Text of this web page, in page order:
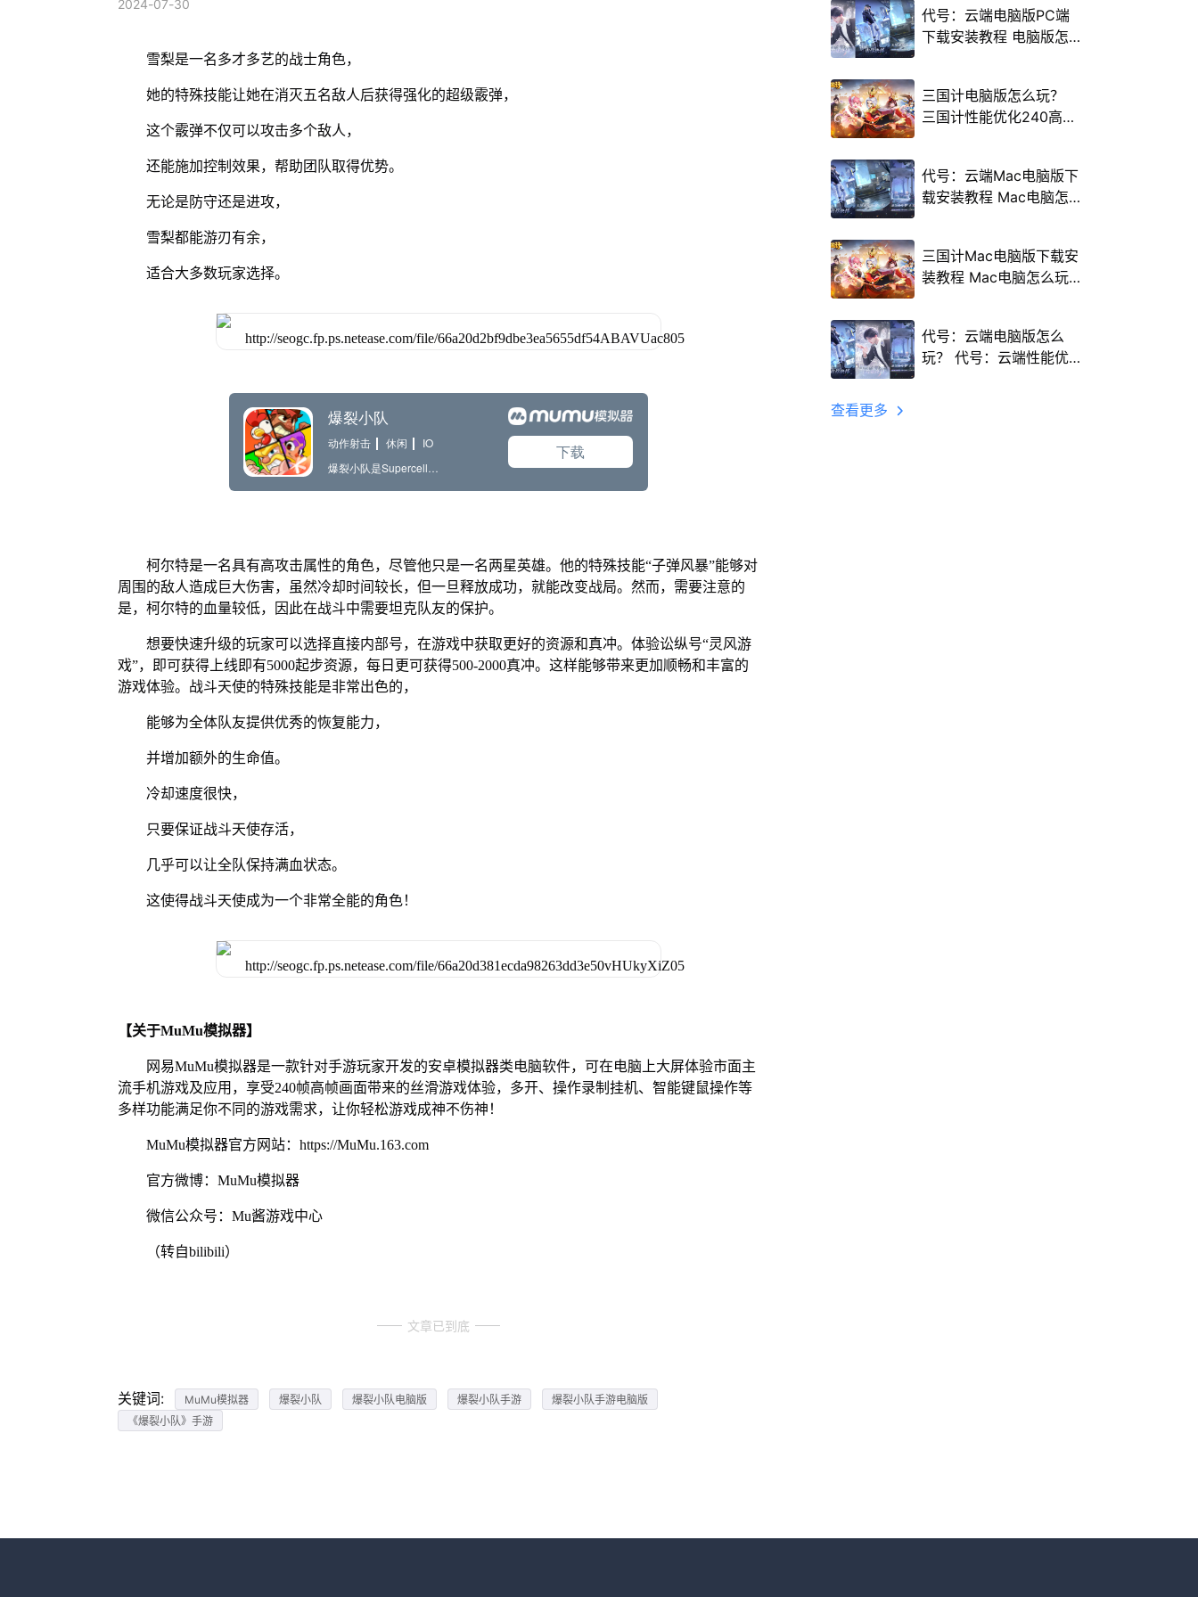
2024-07-30
雪梨是一名多才多艺的战士角色，
她的特殊技能让她在消灭五名敌人后获得强化的超级霰弹，
这个霰弹不仅可以攻击多个敌人，
还能施加控制效果，帮助团队取得优势。
无论是防守还是进攻，
雪梨都能游刃有余，
适合大多数玩家选择。
柯尔特是一名具有高攻击属性的角色，尽管他只是一名两星英雄。他的特殊技能“子弹风暴”能够对
周围的敌人造成巨大伤害，虽然冷却时间较长，但一旦释放成功，就能改变战局。然而，需要注意的
是，柯尔特的血量较低，因此在战斗中需要坦克队友的保护。
想要快速升级的玩家可以选择直接内部号，在游戏中获取更好的资源和真冲。体验讼纵号“灵风游
戏”，即可获得上线即有5000起步资源，每日更可获得500-2000真冲。这样能够带来更加顺畅和丰富的
游戏体验。战斗天使的特殊技能是非常出色的，
能够为全体队友提供优秀的恢复能力，
并增加额外的生命值。
冷却速度很快，
只要保证战斗天使存活，
几乎可以让全队保持满血状态。
这使得战斗天使成为一个非常全能的角色！
【关于MuMu模拟器】
网易MuMu模拟器是一款针对手游玩家开发的安卓模拟器类电脑软件，可在电脑上大屏体验市面主
流手机游戏及应用，享受240帧高帧画面带来的丝滑游戏体验，多开、操作录制挂机、智能键鼠操作等
多样功能满足你不同的游戏需求，让你轻松游戏成神不伤神！
MuMu模拟器官方网站：https://MuMu.163.com
官方微博：MuMu模拟器
微信公众号：Mu酱游戏中心
（转自bilibili）
文章已到底
关键词: MuMu模拟器 爆裂小队 爆裂小队电脑版 爆裂小队手游
爆裂小队手游电脑版
《爆裂小队》手游
代号：云端电脑版PC端
下载安装教程 电脑版怎
三国计电脑版怎么玩？
三国计性能优化240高帧
代号：云端Mac电脑版下
载安装教程 Mac电脑怎
三国计Mac电脑版下载安
装教程 Mac电脑怎么玩
代号：云端电脑版怎么
玩？ 代号：云端性能优
查看更多